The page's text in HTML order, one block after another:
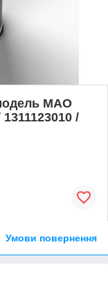
MAO
/
Умови повернення